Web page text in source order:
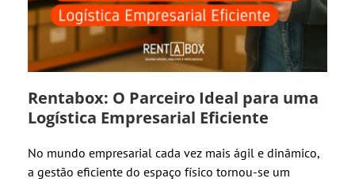
Rentabox: O Parceiro Ideal para uma
Logística Empresarial Eficiente
No mundo empresarial cada vez mais ágil e dinâmico,
a gestão eficiente do espaço físico tornou-se um